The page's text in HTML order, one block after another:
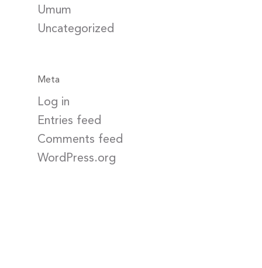
Umum
Uncategorized
Meta
Log in
Entries feed
Comments feed
WordPress.org